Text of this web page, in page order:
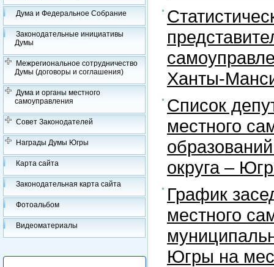
Дума и Федеральное Собрание
Законодательные инициативы
Думы
Межрегиональное сотрудничество
Думы (договоры и соглашения)
Дума и органы местного
самоуправления
Совет Законодателей
Награды Думы Югры
Карта сайта
Законодательная карта сайта
Фотоальбом
Видеоматериалы
Ханты-
Список
местного
округа –
График
местного
Югры на